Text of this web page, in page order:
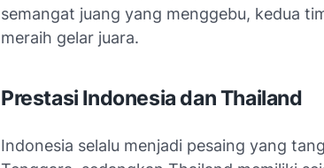
semangat juang yang menggebu, kedua
meraih gelar juara.
Prestasi Indonesia dan Thailand
Indonesia selalu menjadi pesaing yang